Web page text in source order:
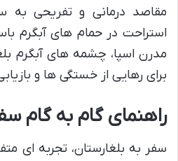
مقاصد درمانی و تفریحی به
استراحت در حمام های آبگرم
مدرن اسپا، چشمه های آبگرم
برای رهایی از خستگی ها و
راهنمای گام به گام
سفر به بلغارستان، تجربه ای